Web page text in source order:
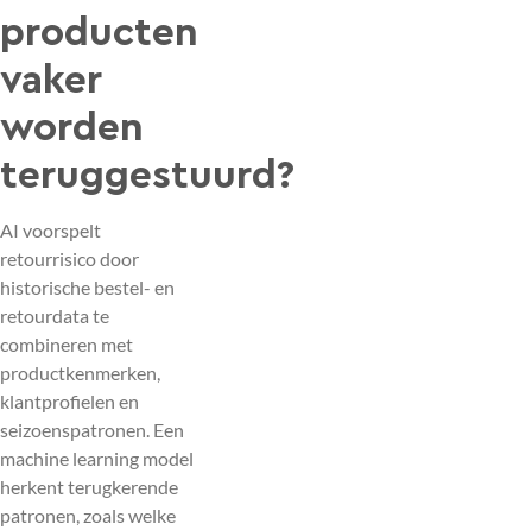
producten
vaker
worden
teruggestuurd?
AI voorspelt
retourrisico door
historische bestel- en
retourdata te
combineren met
productkenmerken,
klantprofielen en
seizoenspatronen. Een
machine learning model
herkent terugkerende
patronen, zoals welke